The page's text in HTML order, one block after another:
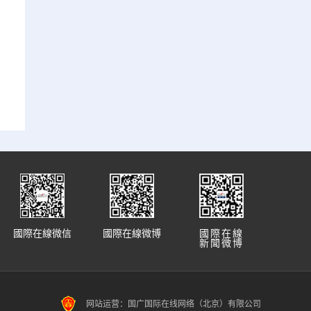
國際在線
新聞微博
國際在線微博
國際在線微信
网站运营：国广国际在线网络（北京）有限公司